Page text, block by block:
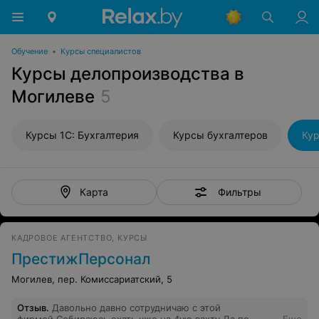
Обучение • Курсы специалистов
Курсы делопроизводства в
Могилеве 5
Курсы 1С: Бухгалтерия Курсы бухгалтеров
Карта Фильтры
КАДРОВОЕ АГЕНТСТВО, КУРСЫ
ПрестижПерсонал
Могилев, пер. Комиссариатский, 5
Отзыв. Давольно давно сотрудничаю с этой